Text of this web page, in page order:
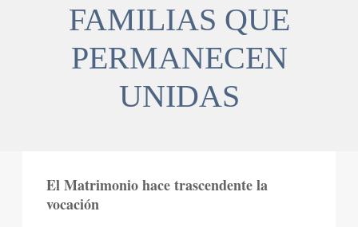
FAMILIAS QUE
PERMANECEN
UNIDAS
El Matrimonio hace trascendente la
vocación